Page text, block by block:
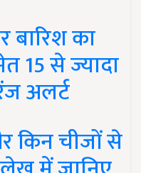
बारिश का
15 से ज्यादा
अलर्ट
किन चीजों से